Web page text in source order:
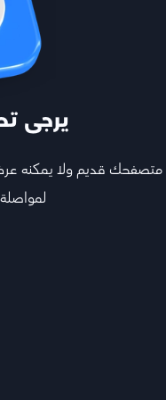
يرجى
متصفحك قديم ولا